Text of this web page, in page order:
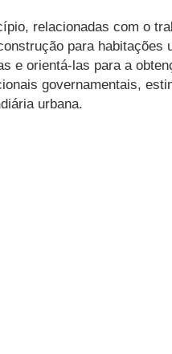
relacionadas com o
para
e orientá-las para a
governamentais,
urbana.